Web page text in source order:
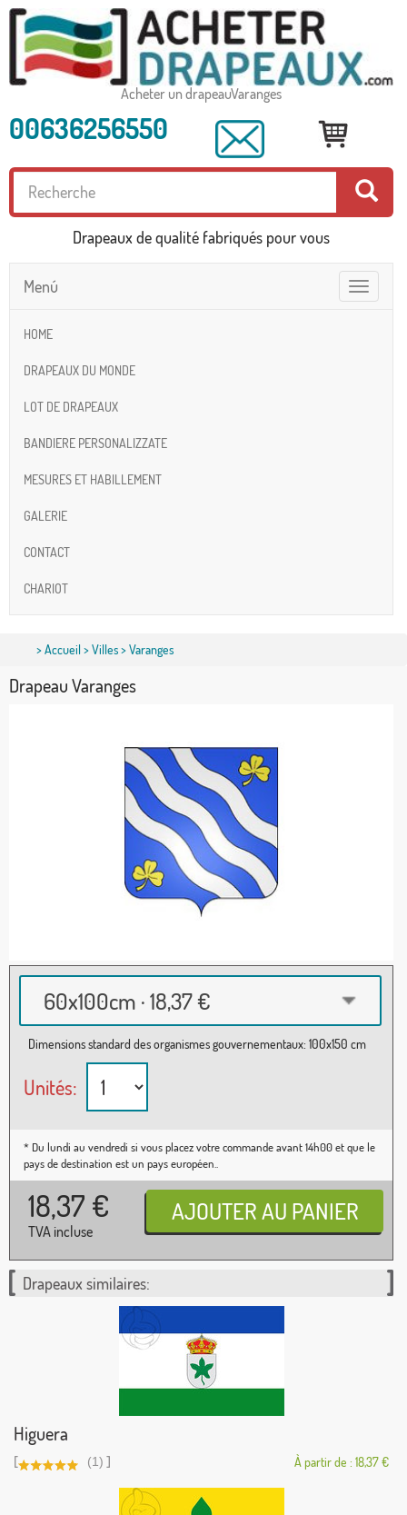
Acheter un drapeauVaranges
00636256550
Drapeaux de qualité fabriqués pour vous
Toggle
navigation
Menú
HOME
DRAPEAUX DU MONDE
LOT DE DRAPEAUX
BANDIERE PERSONALIZZATE
MESURES ET HABILLEMENT
GALERIE
CONTACT
CHARIOT
>Accueil>Villes> Varanges
Drapeau Varanges
60x100cm · 18,37 €
Dimensions standard des organismes gouvernementaux: 100x150 cm
Unités:
* Du lundi au vendredi si vous placez votre commande avant 14h00 et que le
pays de destination est un pays européen..
18,37 €
TVA incluse
Drapeaux similaires:
Higuera
[ (1) ] À partir de : 18,37 €